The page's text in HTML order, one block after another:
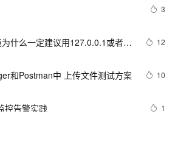
3
什么一定建议用127.0.0.1或者
12
和Postman中 上传文件测试方案 10
控告警实践 1
台的各种权限管理设计解决方案！